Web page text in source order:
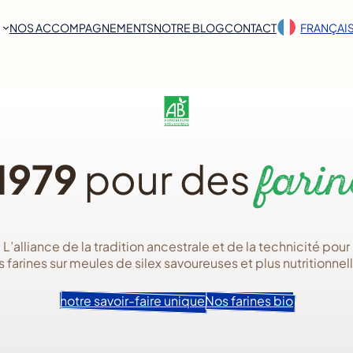
NOS ACCOMPAGNEMENTSNOTRE BLOGCONTACT FRANÇAIS
pour des
L’alliance de la tradition ancestrale et de la technicité pour
farines sur meules de silex savoureuses et plus
notre savoir-faire uniqueNos farines bio